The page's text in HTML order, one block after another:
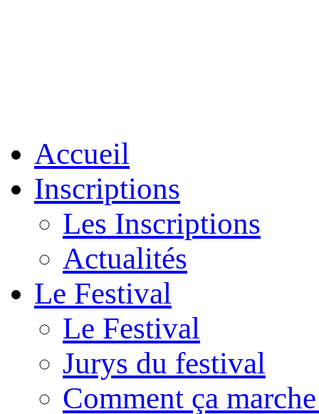
Accueil
Inscriptions
Les Inscriptions
Actualités
Le Festival
Le Festival
Jurys du festival
Comment ça